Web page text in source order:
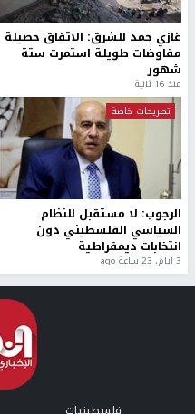
غازي حمد للشرق: الاتفاق حصيلة
مفاوضات طويلة استمرت ستة
شهور
منذ 16 ثانية
تصريحات خاصة
الرجوب: لا مستقبل للنظام
السياسي الفلسطيني دون
انتخابات ديمقراطية
3 أيام، 23 ساعة ago